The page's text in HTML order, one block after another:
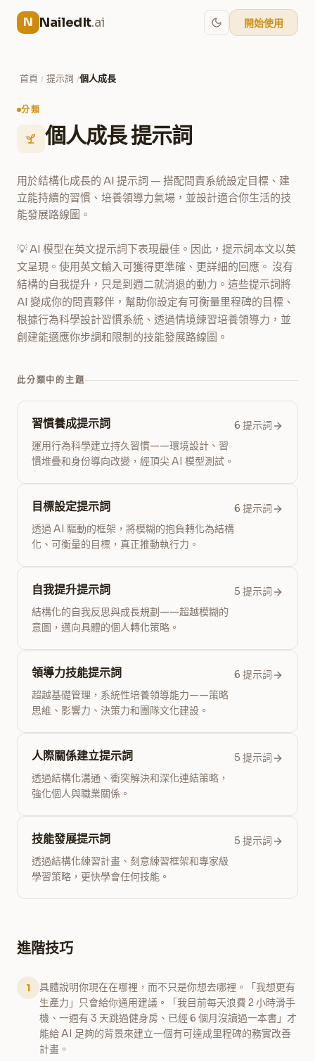
N NailedIt.ai 開始使用
首頁 / 提示詞 /個人成長
分類
個人成長 提示詞
用於結構化成長的 AI 提示詞 — 搭配問責系統設定目標、建
立能持續的習慣、培養領導力氣場，並設計適合你生活的技
能發展路線圖。
💡 AI 模型在英文提示詞下表現最佳。因此，提示詞本文以英
文呈現。使用英文輸入可獲得更準確、更詳細的回應。 沒有
結構的自我提升，只是到週二就消退的動力。這些提示詞將
AI 變成你的問責夥伴，幫助你設定有可衡量里程碑的目標、
根據行為科學設計習慣系統、透過情境練習培養領導力，並
創建能適應你步調和限制的技能發展路線圖。
此分類中的主題
習慣養成提示詞
運用行為科學建立持久習慣——環境設計、習
慣堆疊和身份導向改變，經頂尖 AI 模型測試。
6 提示詞
目標設定提示詞
透過 AI 驅動的框架，將模糊的抱負轉化為結構
化、可衡量的目標，真正推動執行力。
6 提示詞
自我提升提示詞
結構化的自我反思與成長規劃——超越模糊的
意圖，邁向具體的個人轉化策略。
5 提示詞
領導力技能提示詞
超越基礎管理，系統性培養領導能力——策略
思維、影響力、決策力和團隊文化建設。
6 提示詞
人際關係建立提示詞
透過結構化溝通、衝突解決和深化連結策略，
強化個人與職業關係。
5 提示詞
技能發展提示詞
透過結構化練習計畫、刻意練習框架和專家級
學習策略，更快學會任何技能。
5 提示詞
進階技巧
1
具體說明你現在在哪裡，而不只是你想去哪裡。「我想更有
生產力」只會給你通用建議。「我目前每天浪費 2 小時滑手
機、一週有 3 天跳過健身房、已經 6 個月沒讀過一本書」才
能給 AI 足夠的背景來建立一個有可達成里程碑的務實改善
計畫。